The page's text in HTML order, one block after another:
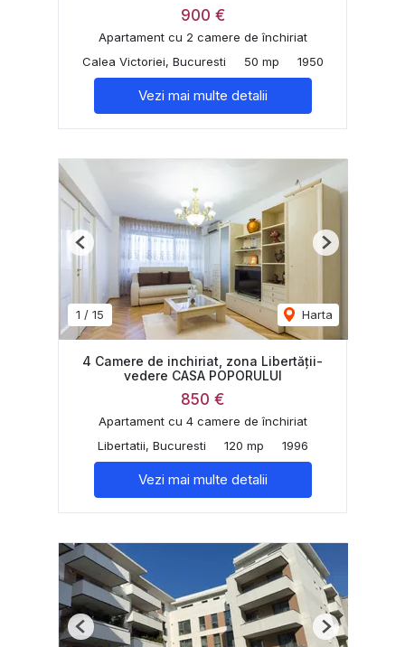
900 €
Apartament cu 2 camere de închiriat
Calea Victoriei, Bucuresti
50 mp 1950
Vezi mai multe detalii
1 / 15 Harta
Previous Next
4 Camere de inchiriat, zona Libertății-
vedere CASA POPORULUI
850 €
Apartament cu 4 camere de închiriat
Libertatii, Bucuresti
120 mp 1996
Vezi mai multe detalii
Previous Next